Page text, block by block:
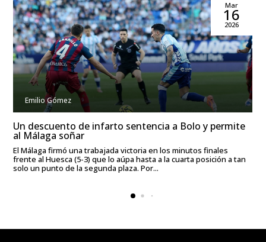
Emilio Gómez
Mar
16
2026
Un descuento de infarto sentencia a Bolo y permite
al Málaga soñar
El Málaga firmó una trabajada victoria en los minutos finales
frente al Huesca (5-3) que lo aúpa hasta a la cuarta posición a tan
solo un punto de la segunda plaza. Por...